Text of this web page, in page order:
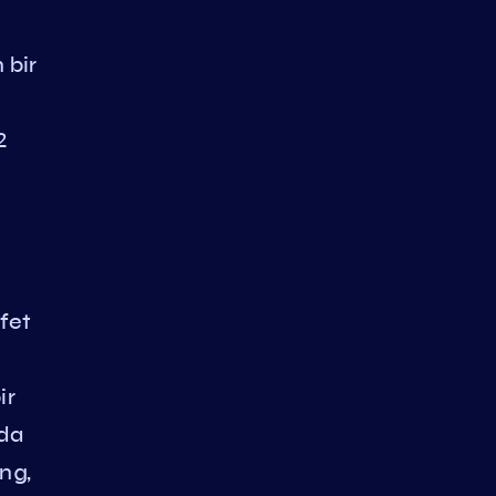
bir